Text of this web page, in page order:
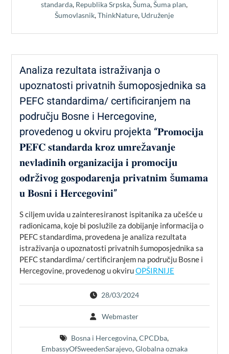
standarda, Republika Srpska,Šuma,Šuma plan,
Šumovlasnik,ThinkNature, Udruženje
Analiza rezultata istraživanja o
upoznatosti privatnih šumoposjednika sa
PEFC standardima/ certificiranjem na
području Bosne i Hercegovine,
provedenog u okviru projekta “𝐏𝐫𝐨𝐦𝐨𝐜𝐢𝐣𝐚
𝐏𝐄𝐅𝐂 𝐬𝐭𝐚𝐧𝐝𝐚𝐫𝐝𝐚 𝐤𝐫𝐨𝐳 𝐮𝐦𝐫𝐞ž𝐚𝐯𝐚𝐧𝐣𝐞
𝐧𝐞𝐯𝐥𝐚𝐝𝐢𝐧𝐢𝐡 𝐨𝐫𝐠𝐚𝐧𝐢𝐳𝐚𝐜𝐢𝐣𝐚 𝐢 𝐩𝐫𝐨𝐦𝐨𝐜𝐢𝐣𝐮
𝐨𝐝𝐫ž𝐢𝐯𝐨𝐠 𝐠𝐨𝐬𝐩𝐨𝐝𝐚𝐫𝐞𝐧𝐣𝐚 𝐩𝐫𝐢𝐯𝐚𝐭𝐧𝐢𝐦 š𝐮𝐦𝐚𝐦𝐚
𝐮 𝐁𝐨𝐬𝐧𝐢 𝐢 𝐇𝐞𝐫𝐜𝐞𝐠𝐨𝐯𝐢𝐧𝐢”
S ciljem uvida u zainteresiranost ispitanika za učešće u
radionicama, koje bi poslužile za dobijanje informacija o
PEFC standardima, provedena je analiza rezultata
istraživanja o upoznatosti privatnih šumoposjednika sa
PEFC standardima/ certificiranjem na području Bosne i
Hercegovine, provedenog u okviruOPŠIRNIJE
28/03/2024
Webmaster
Bosna i Hercegovina,CPCDba,
EmbassyOfSweedenSarajevo,Globalna oznaka